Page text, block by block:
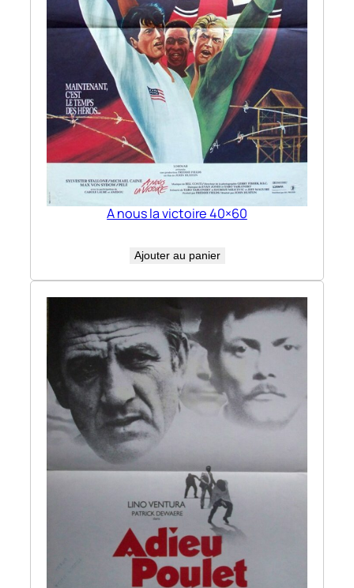
A nous la victoire 40×60
Ajouter au panier